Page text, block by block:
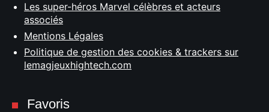
Les super-héros Marvel célèbres et acteurs
associés
Mentions Légales
Politique de gestion des cookies & trackers sur
lemagjeuxhightech.com
Favoris